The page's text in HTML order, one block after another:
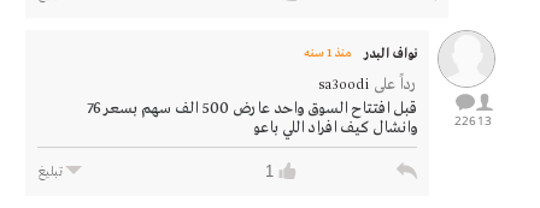
13
226
نواف البدر منذ 1 سنه
رداً على sa3oodi
قبل افتتاح السوق واحد عارض 500 الف سهم بسعر 76
وانشال كيف افراد اللي باعو
1 تبليغ